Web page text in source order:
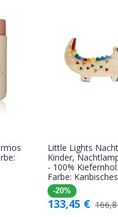
In
Little Lights
Kinder,
- 100%
Farbe:
-20%
133,45 €